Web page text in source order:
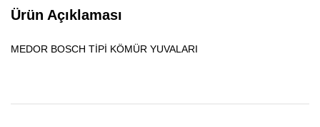
Ürün Açıklaması
MEDOR BOSCH TİPİ KÖMÜR YUVALARI